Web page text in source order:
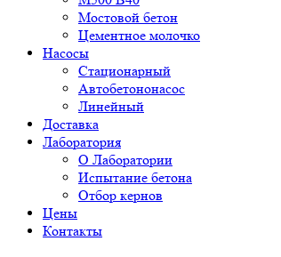
Мостовой бетон
Цементное молочко
Насосы
Стационарный
Автобетононасос
Линейный
Доставка
Лаборатория
О Лаборатории
Испытание бетона
Отбор кернов
Цены
Контакты